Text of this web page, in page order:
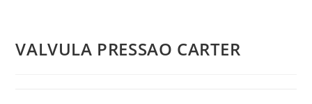
VALVULA PRESSAO CARTER